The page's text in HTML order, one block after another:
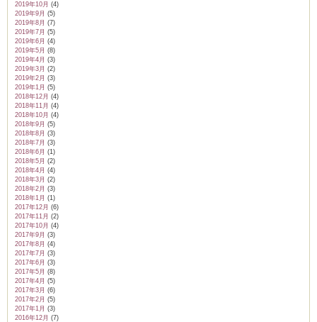
2019年10月 (4)
2019年9月 (5)
2019年8月 (7)
2019年7月 (5)
2019年6月 (4)
2019年5月 (8)
2019年4月 (3)
2019年3月 (2)
2019年2月 (3)
2019年1月 (5)
2018年12月 (4)
2018年11月 (4)
2018年10月 (4)
2018年9月 (5)
2018年8月 (3)
2018年7月 (3)
2018年6月 (1)
2018年5月 (2)
2018年4月 (4)
2018年3月 (2)
2018年2月 (3)
2018年1月 (1)
2017年12月 (6)
2017年11月 (2)
2017年10月 (4)
2017年9月 (3)
2017年8月 (4)
2017年7月 (3)
2017年6月 (3)
2017年5月 (8)
2017年4月 (5)
2017年3月 (6)
2017年2月 (5)
2017年1月 (3)
2016年12月 (7)